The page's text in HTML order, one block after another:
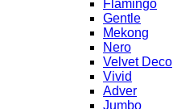
Flamingo
Gentle
Mekong
Nero
Velvet Deco
Vivid
Adver
Jumbo